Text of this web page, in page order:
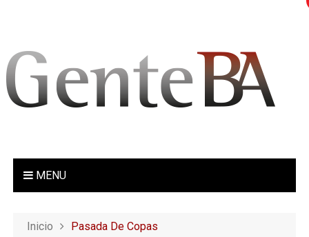
MENU
Inicio Pasada De Copas